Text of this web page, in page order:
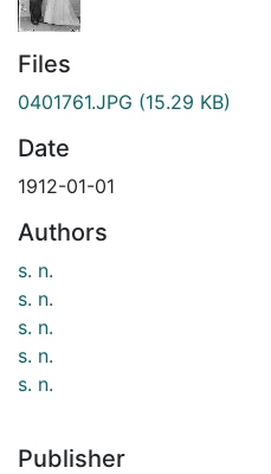
Files
0401761.JPG (15.29 KB)
Date
1912-01-01
Authors
s. n.
s. n.
s. n.
s. n.
s. n.
Publisher